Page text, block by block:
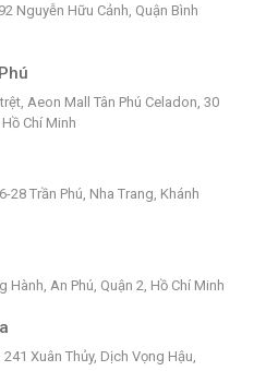
Nguyễn Hữu Cảnh, Quận Bình
Aeon Mall Tân Phú Celadon, 30
Chí Minh
28 Trần Phú, Nha Trang, Khánh
Hành, An Phú, Quận 2, Hồ Chí Minh
Xuân Thủy, Dịch Vọng Hậu,